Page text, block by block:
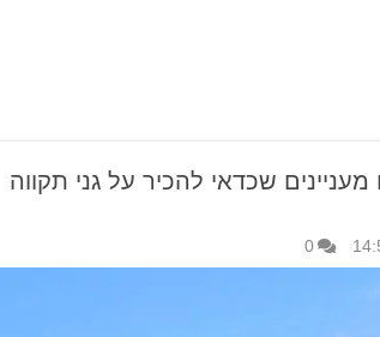
שכדאי להכיר על גני תקווה
0